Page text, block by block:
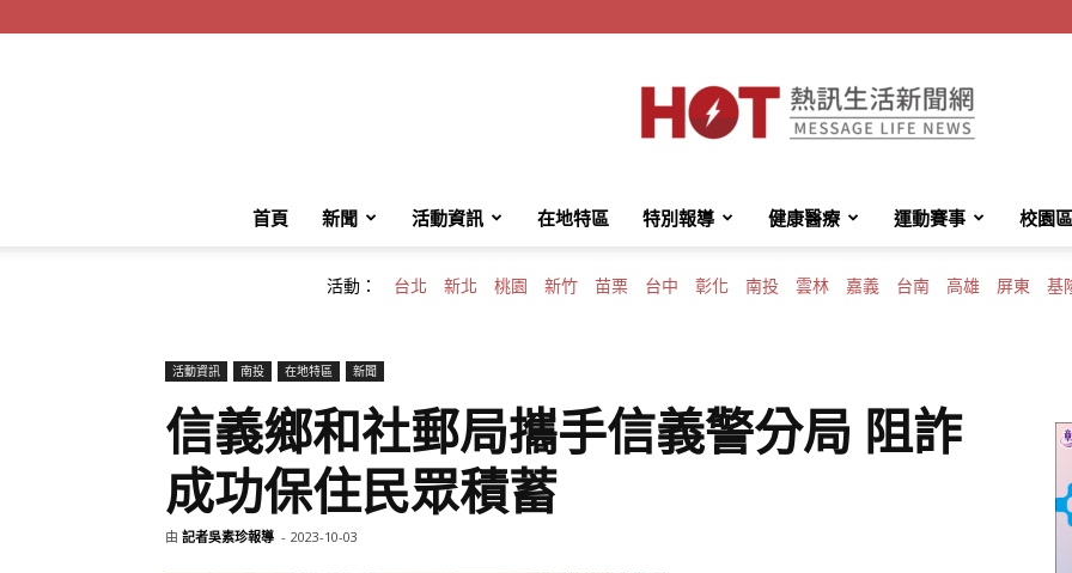
HotMessage
首頁 新聞 活動資訊 在地特區 特別報導 健康醫療 運動賽事 校園區
活動： 台北 新北 桃園 新竹 苗栗 台中 彰化 南投 雲林 嘉義 台南 高雄 屏東 基
活動資訊 南投 在地特區 新聞
信義鄉和社郵局攜手信義警分局 阻詐
成功保住民眾積蓄
由 記者吳素珍報導 - 2023-10-03